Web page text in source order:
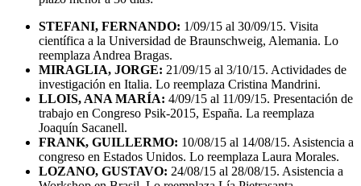
STEFANI, FERNANDO: 1/09/15 al 30/09/15. Visita
científica a la Universidad de Braunschweig, Alemania. Lo
reemplaza Andrea Bragas.
MIRAGLIA, JORGE: 21/09/15 al 3/10/15. Actividades de
investigación en Italia. Lo reemplaza Cristina Mandrini.
LLOIS, ANA MARÍA: 4/09/15 al 11/09/15. Presentación de
trabajo en Congreso Psik-2015, España. La reemplaza
Joaquín Sacanell.
FRANK, GUILLERMO: 10/08/15 al 14/08/15. Asistencia a
congreso en Estados Unidos. Lo reemplaza Laura Morales.
LOZANO, GUSTAVO: 24/08/15 al 28/08/15. Asistencia a